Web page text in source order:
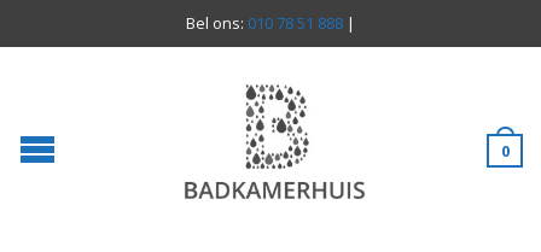
Bel ons: 010 78 51 888 |
0